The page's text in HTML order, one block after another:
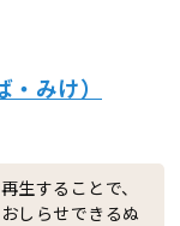
みけ）
生することで、
しらせできるぬ